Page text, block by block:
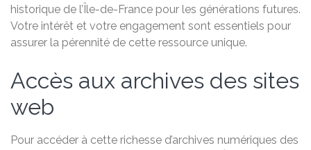
historique de l’Île-de-France pour les générations futures.
Votre intérêt et votre engagement sont essentiels pour
assurer la pérennité de cette ressource unique.
Accès aux archives des sites
web
Pour accéder à cette richesse d’archives numériques des